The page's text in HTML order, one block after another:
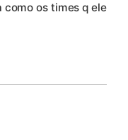
como os times q ele